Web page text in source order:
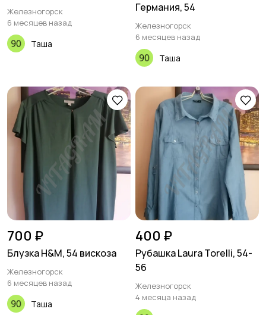
Железногорск
6 месяцев назад
Таша
Германия, 54
Железногорск
6 месяцев назад
Таша
700 ₽
Блузка H&M, 54 вискоза
Железногорск
6 месяцев назад
Таша
400 ₽
Рубашка Laura Torelli, 54-
56
Железногорск
4 месяца назад